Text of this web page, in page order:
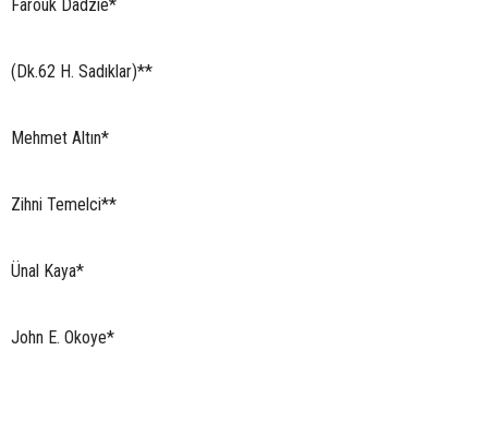
Farouk Dadzie*
(Dk.62 H. Sadıklar)**
Mehmet Altın*
Zihni Temelci**
Ünal Kaya*
John E. Okoye*